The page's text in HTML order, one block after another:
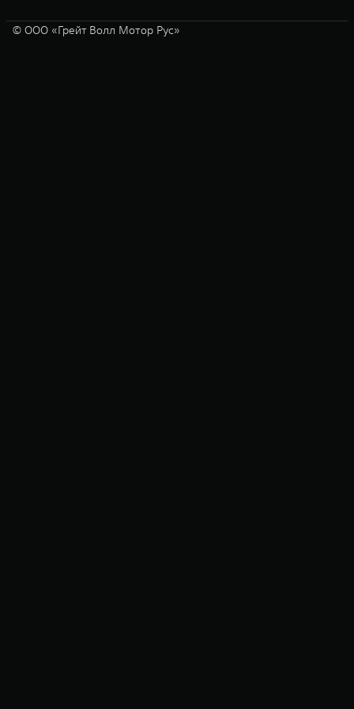
© ООО «Грейт Волл Мотор Рус»